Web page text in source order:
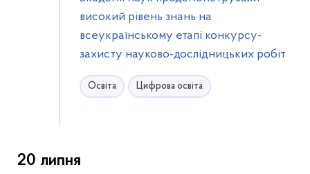
високий рівень знань на
всеукраїнському етапі конкурсу-
захисту науково-дослідницьких робіт
Освіта Цифрова освіта
20 липня